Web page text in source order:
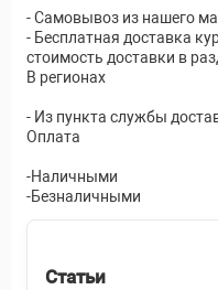
- Самовывоз из нашего
- Бесплатная доставка
стоимость доставки в
В регионах
- Из пункта службы
Оплата
-Наличными
-Безналичными
Статьи